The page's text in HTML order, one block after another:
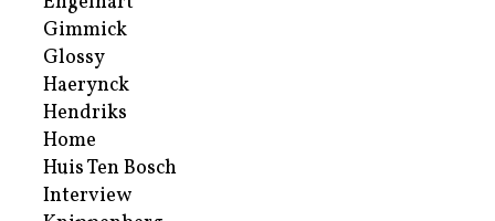
Gimmick
Glossy
Haerynck
Hendriks
Home
Huis Ten Bosch
Interview